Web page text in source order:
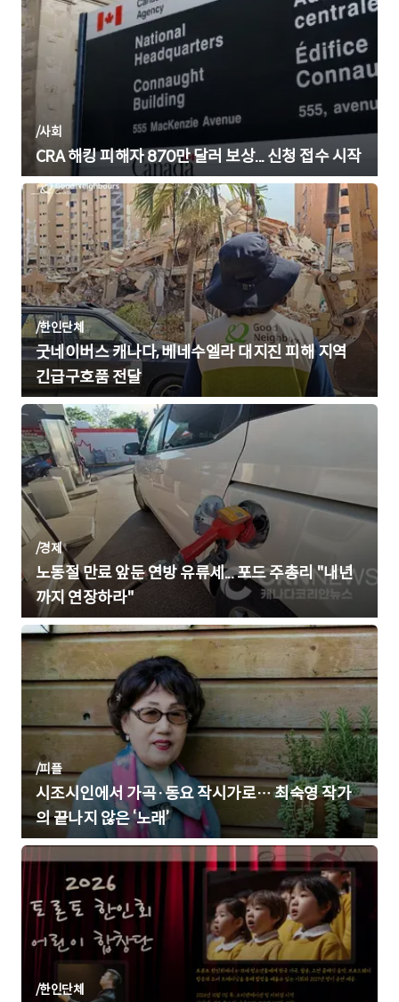
/사회
CRA 해킹 피해자 870만 달러 보상... 신청 접수 시작
/한인단체
굿네이버스 캐나다, 베네수엘라 대지진 피해 지역
긴급구호품 전달
/경제
노동절 만료 앞둔 연방 유류세... 포드 주총리 "내년
까지 연장하라"
/피플
시조시인에서 가곡·동요 작시가로… 최숙영 작가
의 끝나지 않은 ‘노래’
/한인단체